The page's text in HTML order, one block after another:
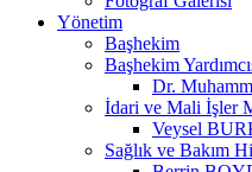
Yönetim
Başhekim
Başhekim
Dr.
İdari ve Mali İşler
Veysel
Sağlık ve Bakım